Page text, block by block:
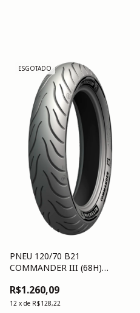
ESGOTADO
PNEU 120/70 B21
COMMANDER III (68H)
R$1.260,09
12 x de R$128,22